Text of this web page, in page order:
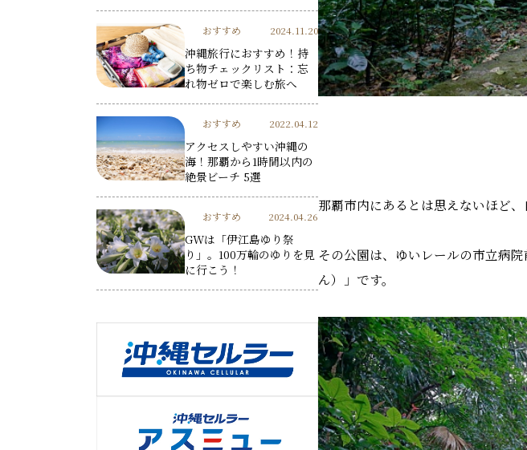
那覇市内にあるとは思えないほど
その公園は、ゆいレールの市立病
ん）」です。
おすすめ 2024.11.20
沖縄旅行におすすめ！持
ち物チェックリスト：忘
れ物ゼロで楽しむ旅へ
おすすめ 2022.04.12
アクセスしやすい沖縄の
海！那覇から1時間以内の
絶景ビーチ 5選
おすすめ 2024.04.26
GWは「伊江島ゆり祭
り」。100万輪のゆりを見
に行こう！